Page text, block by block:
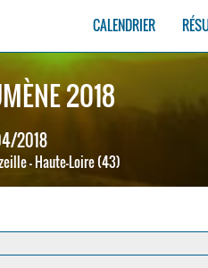
CALENDRIER
2018
2018
- Haute-Loire (43)